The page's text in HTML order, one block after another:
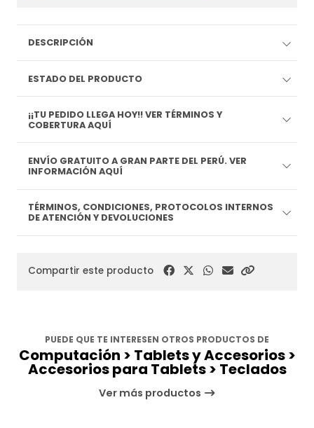
DESCRIPCIÓN
ESTADO DEL PRODUCTO
¡¡TU PEDIDO LLEGA HOY!! VER TÉRMINOS Y
COBERTURA AQUÍ
ENVÍO GRATUITO A GRAN PARTE DEL PERÚ. VER
INFORMACIÓN AQUÍ
TÉRMINOS, CONDICIONES, PROTOCOLOS INTERNOS
DE ATENCIÓN Y DEVOLUCIONES
Compartir este producto
PUEDE QUE TE INTERESEN OTROS PRODUCTOS DE
Computación > Tablets y Accesorios >
Accesorios para Tablets > Teclados
Ver más productos